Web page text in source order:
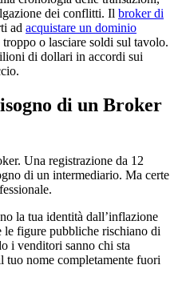
dei conflitti. Il broker di
ad acquistare un dominio
troppo o lasciare soldi sul tavolo.
di dollari in accordi sui
di un Broker
Una registrazione da 12
di un intermediario. Ma certe
la tua identità dall’inflazione
figure pubbliche rischiano di
i venditori sanno chi sta
nome completamente fuori